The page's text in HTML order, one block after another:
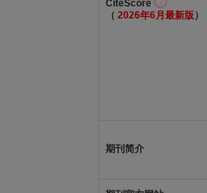
CiteScore
（ 2026年6月最新版 ）
期刊简介